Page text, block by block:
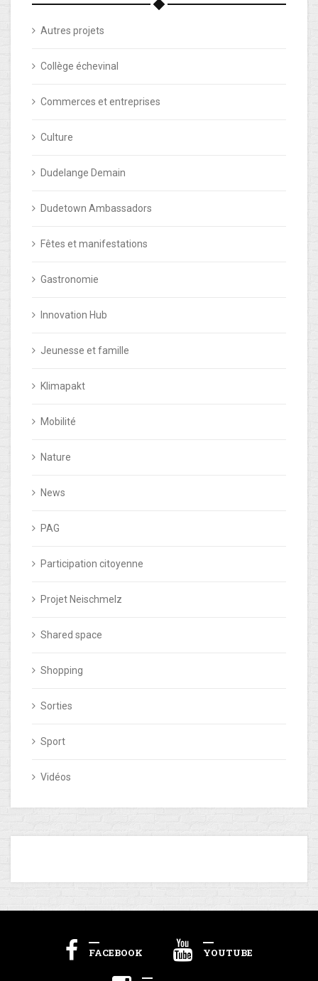
Autres projets
Collège échevinal
Commerces et entreprises
Culture
Dudelange Demain
Dudetown Ambassadors
Fêtes et manifestations
Gastronomie
Innovation Hub
Jeunesse et famille
Klimapakt
Mobilité
Nature
News
PAG
Participation citoyenne
Projet Neischmelz
Shared space
Shopping
Sorties
Sport
Vidéos
FACEBOOK YOUTUBE